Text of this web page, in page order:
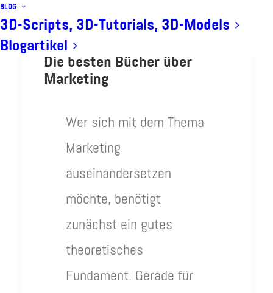
BLOG
3D-Scripts, 3D-Tutorials, 3D-Models
Blogartikel
Die besten Bücher über
Marketing
Wer sich mit dem Thema
Marketing
auseinandersetzen
möchte, benötigt
zunächst ein gutes
theoretisches
Fundament. Gerade für